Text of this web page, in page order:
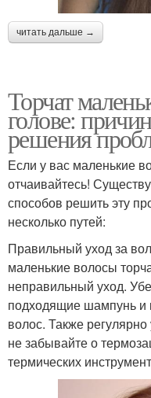
читать дальше →
Торчат
голове:
решения
Если у вас маленькие
отчаивайтесь!
способов решить эту
несколько путей:
Правильный уход за
маленькие волосы
неправильный уход.
подходящие шампунь и
волос. Также
не забывайте о
термических